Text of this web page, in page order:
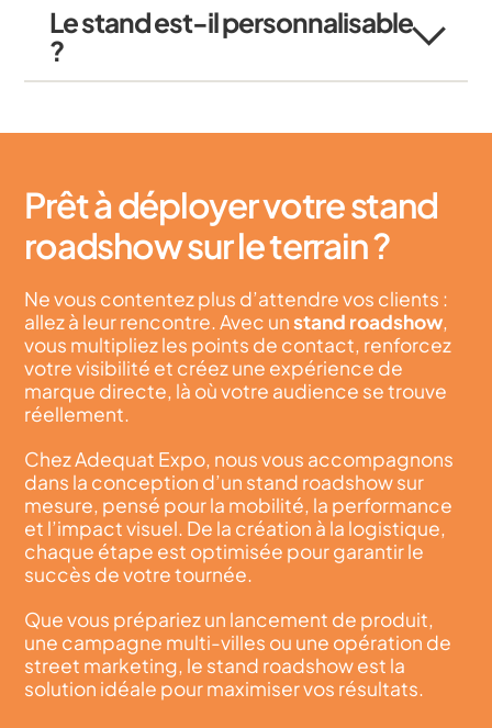
Le stand est-il personnalisable
?
Prêt à déployer votre stand
roadshow sur le terrain ?
Ne vous contentez plus d’attendre vos clients :
allez à leur rencontre. Avec unstand roadshow,
vous multipliez les points de contact, renforcez
votre visibilité et créez une expérience de
marque directe, là où votre audience se trouve
réellement.
Chez Adequat Expo, nous vous accompagnons
dans la conception d’un stand roadshow sur
mesure, pensé pour la mobilité, la performance
et l’impact visuel. De la création à la logistique,
chaque étape est optimisée pour garantir le
succès de votre tournée.
Que vous prépariez un lancement de produit,
une campagne multi-villes ou une opération de
street marketing, le stand roadshow est la
solution idéale pour maximiser vos résultats.